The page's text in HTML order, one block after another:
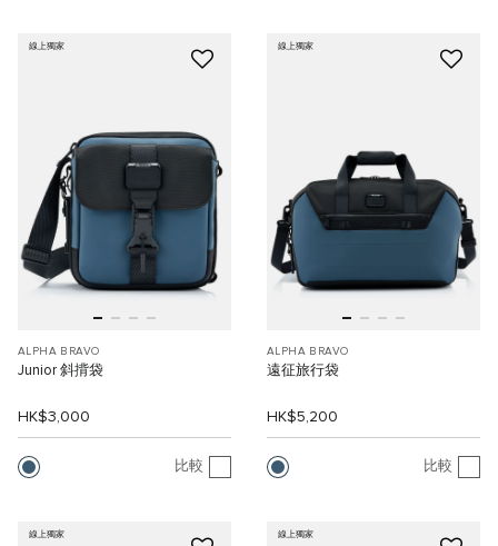
線上獨家
ALPHA BRAVO
Junior 斜揹袋
HK$3,000
比較
線上獨家
ALPHA BRAVO
遠征旅行袋
HK$5,200
比較
線上獨家 線上獨家